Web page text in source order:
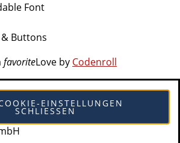
Font
Buttons
favoriteLove by Codenroll
EINSTELLUNGEN
SCHLIESSEN